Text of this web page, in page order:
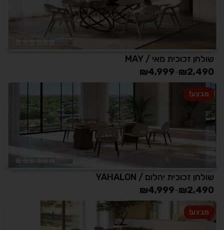
שולחן זכוכית מאי / MAY
₪2,490
–
₪4,999
מבצע!
שולחן זכוכית יהלום / YAHALON
₪2,490
–
₪4,999
מבצע!